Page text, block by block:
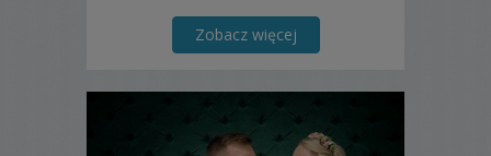
Zobacz więcej